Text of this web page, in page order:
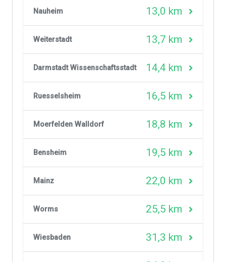
Nauheim 13,0 km
Weiterstadt 13,7 km
Darmstadt Wissenschaftsstadt 14,4 km
Ruesselsheim 16,5 km
Moerfelden Walldorf 18,8 km
Bensheim 19,5 km
Mainz 22,0 km
Worms 25,5 km
Wiesbaden 31,3 km